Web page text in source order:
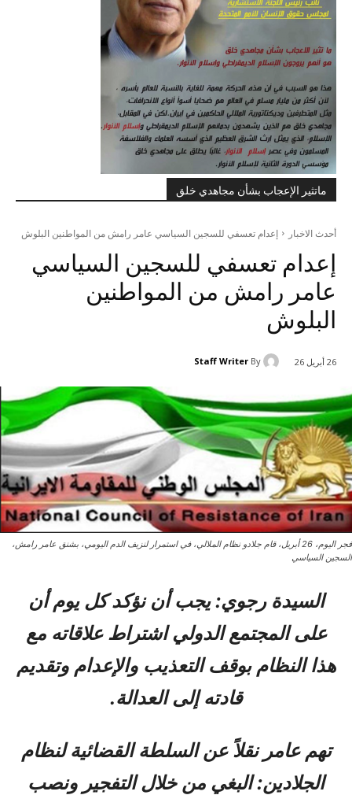
ماتثير الإعجاب بشأن مجاهدي خلق
أحدث الاخبار إعدام تعسفي للسجين السياسي عامر رامش من المواطنين البلوش
إعدام تعسفي للسجين السياسي
عامر رامش من المواطنين
البلوش
26 أبريل 26 By
Staff Writer
فجر اليوم، 26 أبريل، قام جلادو نظام الملالي، في استمرار لنزيف الدم اليومي، بشنق عامر رامش،
السجين السياسي
السيدة رجوي: يجب أن نؤكد كل يوم أن
على المجتمع الدولي اشتراط علاقاته مع
هذا النظام بوقف التعذيب والإعدام وتقديم
قادته إلى العدالة.
تهم عامر نقلاً عن السلطة القضائية لنظام
الجلادين: البغي من خلال التفجير ونصب